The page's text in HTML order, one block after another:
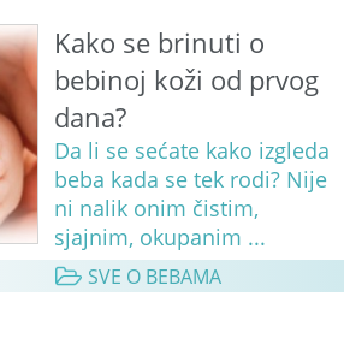
Kako se brinuti o
bebinoj koži od prvog
dana?
Da li se sećate kako izgleda
beba kada se tek rodi? Nije
ni nalik onim čistim,
sjajnim, okupanim ...
SVE O BEBAMA